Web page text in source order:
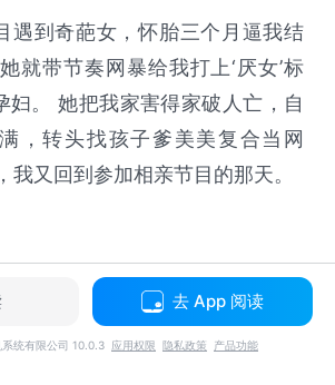
遇到奇葩女，怀胎三个月逼我结
就带节奏网暴给我打上‘厌女’标
妇。 她把我家害得家破人亡，自
，转头找孩子爹美美复合当网
我又回到参加相亲节目的那天。
去 App 阅读
统有限公司 10.0.3 应用权限 隐私政策 产品功能